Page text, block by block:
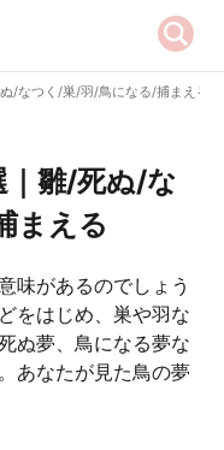
/なつく/巣/羽/鳥になる/捕まえる
｜雛/死ぬ/な
まえる
味があるのでしょう
をはじめ、巣や羽な
ぬ夢、鳥になる夢な
あなたが見た鳥の夢